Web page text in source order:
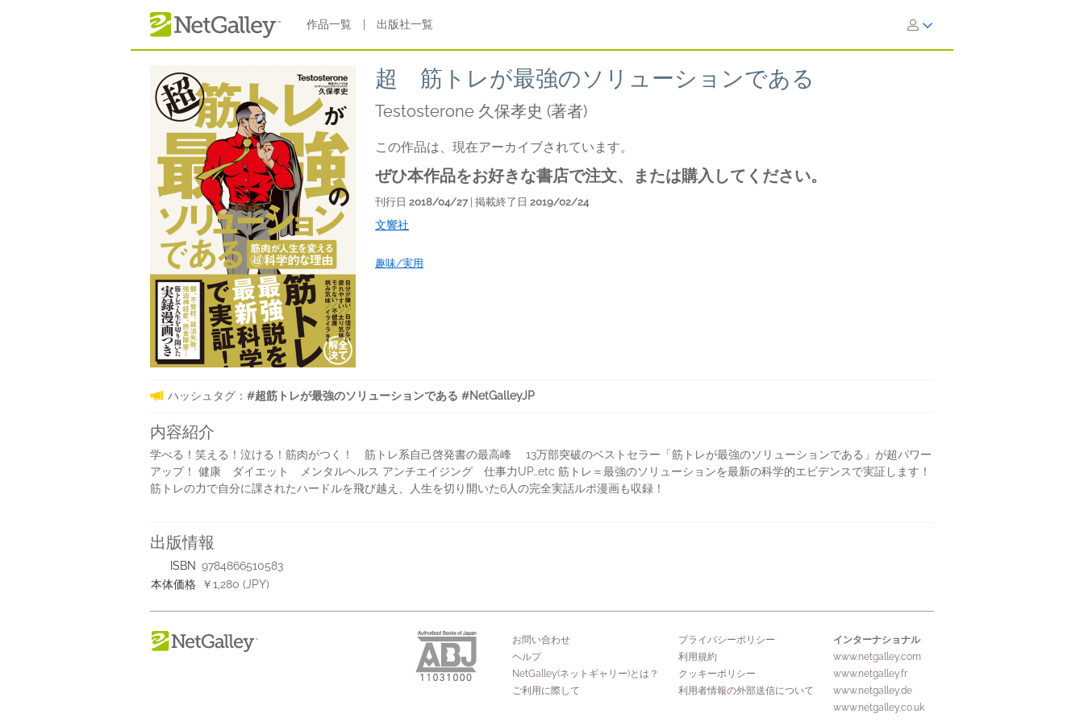
作品一覧 出版社一覧
超 筋トレが最強のソリューションである
Testosterone 久保孝史 (著者)
この作品は、現在アーカイブされています。
ぜひ本作品をお好きな書店で注文、または購入してください。
刊行日 2018/04/27| 掲載終了日 2019/02/24
文響社
趣味/実用
ハッシュタグ： #超筋トレが最強のソリューションである #NetGalleyJP
内容紹介
学べる！笑える！泣ける！筋肉がつく！ 筋トレ系自己啓発書の最高峰 13万部突破のベストセラー「筋トレが最強のソリューションである」が超パワー
アップ！ 健康 ダイエット メンタルヘルス アンチエイジング 仕事力UP…etc 筋トレ＝最強のソリューションを最新の科学的エビデンスで実証します！
筋トレの力で自分に課されたハードルを飛び越え、人生を切り開いた6人の完全実話ルポ漫画も収録！
出版情報
ISBN 9784866510583
本体価格
￥1,280 (JPY)
お問い合わせ
ヘルプ
NetGalley(ネットギャリー)とは？
ご利用に際して
プライバシーポリシー
利用規約
クッキーポリシー
利用者情報の外部送信について
インターナショナル
www.netgalley.com
www.netgalley.fr
www.netgalley.de
www.netgalley.co.uk